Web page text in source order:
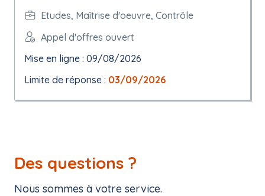
Etudes, Maîtrise d'oeuvre, Contrôle
Appel d'offres ouvert
Mise en ligne : 09/08/2026
Limite de réponse : 03/09/2026
Des questions ?
Nous sommes à votre service.